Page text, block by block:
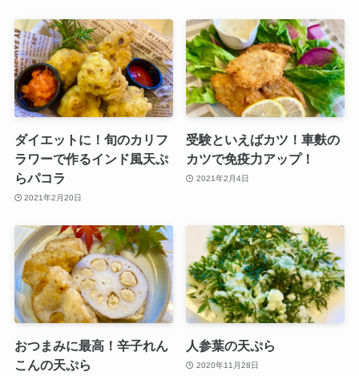
ダイエットに！旬のカリフ
ラワーで作るインド風天ぷ
らパコラ
2021年2月20日
受験といえばカツ！車麩の
カツで免疫力アップ！
2021年2月4日
おつまみに最高！辛子れん
こんの天ぷら
人参葉の天ぷら
2020年11月28日